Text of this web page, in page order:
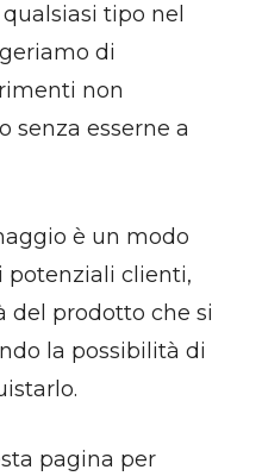
tipo nel
di
non
senza esserne a
è un modo
potenziali clienti,
del prodotto che si
la possibilità di
pagina per